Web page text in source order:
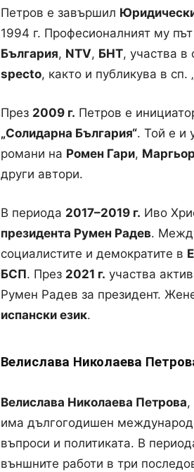
Петров е завършил
1994 г. Професионалният му
България, NTV, БНТ, участва в
specto, както и публикува в сп.
През 2009 г. Петров е
„Солидарна България“. Той е и
романи на Ромен Гари,
други автори.
В периода 2017–2019 г. Иво
президента Румен Радев.
социалистите и демократите в
БСП. През 2021 г. участва
Румен Радев за президент.
испански език.
Велислава Николаева
Велислава Николаева Петрова,
има дългогодишен
въпроси и политиката. В
външните работи в три